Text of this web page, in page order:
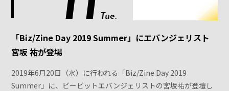
Tue.
「Biz/Zine Day 2019 Summer」にエバンジェリスト
宮坂 祐が登場
2019年6月20日（水）に行われる「Biz/Zine Day 2019
Summer」に、ビービットエバンジェリストの宮坂祐が登壇し